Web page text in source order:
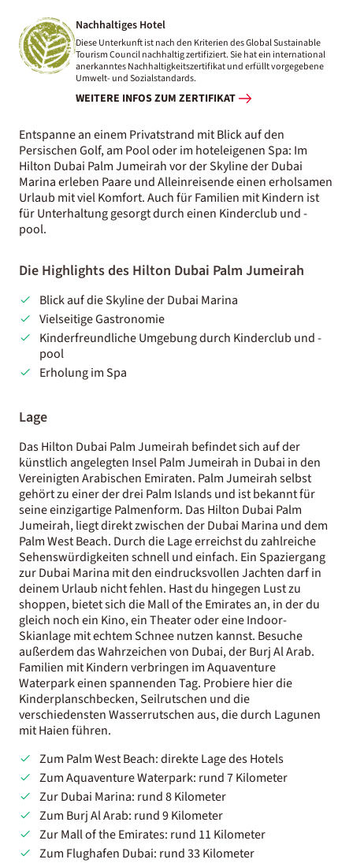
Nachhaltiges Hotel
Diese Unterkunft ist nach den Kriterien des Global Sustainable
Tourism Council nachhaltig zertifiziert. Sie hat ein international
anerkanntes Nachhaltigkeitszertifikat und erfüllt vorgegebene
Umwelt- und Sozialstandards.
WEITERE INFOS ZUM ZERTIFIKAT
Entspanne an einem Privatstrand mit Blick auf den
Persischen Golf, am Pool oder im hoteleigenen Spa: Im
Hilton Dubai Palm Jumeirah vor der Skyline der Dubai
Marina erleben Paare und Alleinreisende einen erholsamen
Urlaub mit viel Komfort. Auch für Familien mit Kindern ist
für Unterhaltung gesorgt durch einen Kinderclub und -
pool.
Die Highlights des Hilton Dubai Palm Jumeirah
Blick auf die Skyline der Dubai Marina
Vielseitige Gastronomie
Kinderfreundliche Umgebung durch Kinderclub und -
pool
Erholung im Spa
Lage
Das Hilton Dubai Palm Jumeirah befindet sich auf der
künstlich angelegten Insel Palm Jumeirah in Dubai in den
Vereinigten Arabischen Emiraten. Palm Jumeirah selbst
gehört zu einer der drei Palm Islands und ist bekannt für
seine einzigartige Palmenform. Das Hilton Dubai Palm
Jumeirah, liegt direkt zwischen der Dubai Marina und dem
Palm West Beach. Durch die Lage erreichst du zahlreiche
Sehenswürdigkeiten schnell und einfach. Ein Spaziergang
zur Dubai Marina mit den eindrucksvollen Jachten darf in
deinem Urlaub nicht fehlen. Hast du hingegen Lust zu
shoppen, bietet sich die Mall of the Emirates an, in der du
gleich noch ein Kino, ein Theater oder eine Indoor-
Skianlage mit echtem Schnee nutzen kannst. Besuche
außerdem das Wahrzeichen von Dubai, der Burj Al Arab.
Familien mit Kindern verbringen im Aquaventure
Waterpark einen spannenden Tag. Probiere hier die
Kinderplanschbecken, Seilrutschen und die
verschiedensten Wasserrutschen aus, die durch Lagunen
mit Haien führen.
Zum Palm West Beach: direkte Lage des Hotels
Zum Aquaventure Waterpark: rund 7 Kilometer
Zur Dubai Marina: rund 8 Kilometer
Zum Burj Al Arab: rund 9 Kilometer
Zur Mall of the Emirates: rund 11 Kilometer
Zum Flughafen Dubai: rund 33 Kilometer